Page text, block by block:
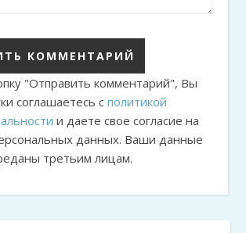
"Отправить комментарий", Вы
соглашаетесь с политикой
и даете свое согласие на
данных. Ваши данные
третьим лицам.